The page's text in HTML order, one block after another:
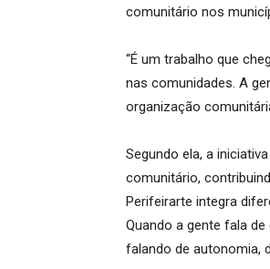
comunitário nos
“É um trabalho que
nas comunidades. A
organização
Segundo ela, a
comunitário,
Perifeirarte integra
Quando a gente fala
falando de autonomia,